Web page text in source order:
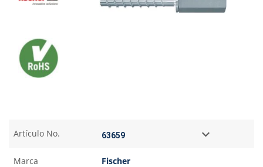
Artículo No.
Marca Fischer